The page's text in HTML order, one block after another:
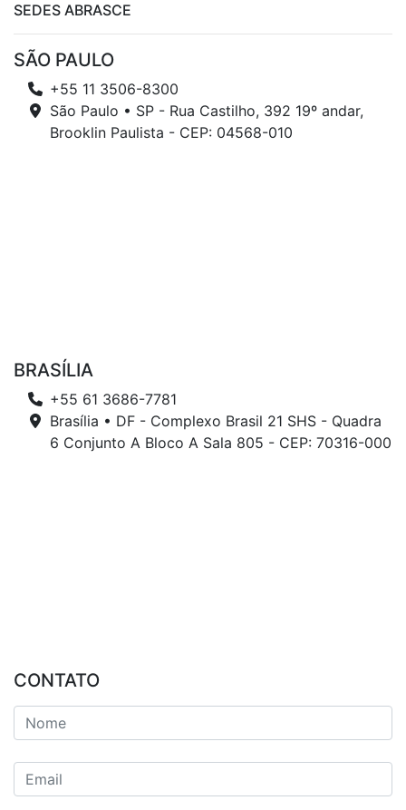
SEDES ABRASCE
SÃO PAULO
+55 11 3506-8300
São Paulo • SP - Rua Castilho, 392 19º andar,
Brooklin Paulista - CEP: 04568-010
BRASÍLIA
+55 61 3686-7781
Brasília • DF - Complexo Brasil 21 SHS - Quadra
6 Conjunto A Bloco A Sala 805 - CEP: 70316-000
CONTATO